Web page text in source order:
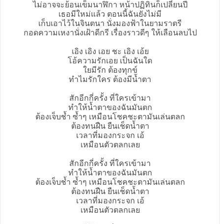
ไม่อาจจะย้อนเข็มนาฬิกา หน้าปฏิทินก็เปลี่ยนปี
เธอมีใหม่แล้ว ตอนนี้ฉันยังไม่มี
เก็บเอาไว้ในจินตนา นั่งมองฟ้าในยามราตรี
กอดความเหงานั่งเฝ้าดีกรี เรื่องราวดีๆ ให้เลือนลบไป
เอิง เอิง เอย ชะ เอิง เอ้ย
โอ้ความรักเอย เป็นฉันใด
ใยมีรัก ต้องทุกข์
ทำไมรักใคร ต้องมีน้ำตา
สักอีกกี่ครั้ง ที่ใครเข้ามา
ทำให้น้ำตาของฉันมันตก
ต้องเจ็บช้ำ ซ้ำๆ เหมือนโชคชะตามันเล่นตลก
ต้องทนฝืน ยืนเช็ดน้ำตา
เวลาที่มองกระจก เอ้
เหมือนตัวตลกเลย
สักอีกกี่ครั้ง ที่ใครเข้ามา
ทำให้น้ำตาของฉันมันตก
ต้องเจ็บช้ำ ซ้ำๆ เหมือนโชคชะตามันเล่นตลก
ต้องทนฝืน ยืนเช็ดน้ำตา
เวลาที่มองกระจก เอ้
เหมือนตัวตลกเลย